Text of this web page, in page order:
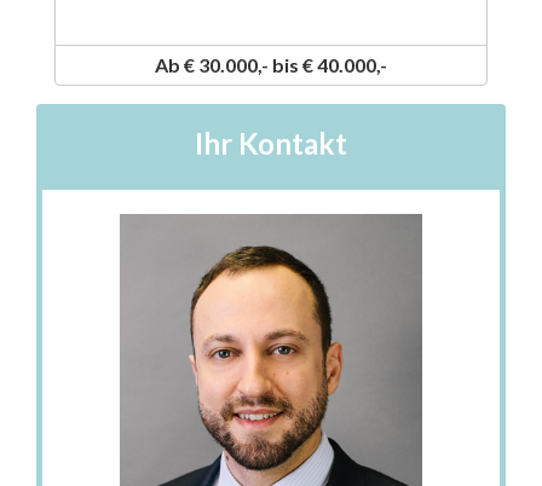
Ab € 30.000,- bis € 40.000,-
Ihr Kontakt